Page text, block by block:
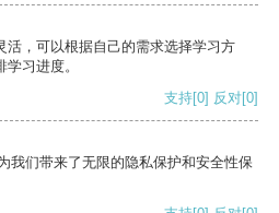
活，可以根据自己的需求选择学习方
习进度。
支持[0] 反对[0]
我们带来了无限的隐私保护和安全性保